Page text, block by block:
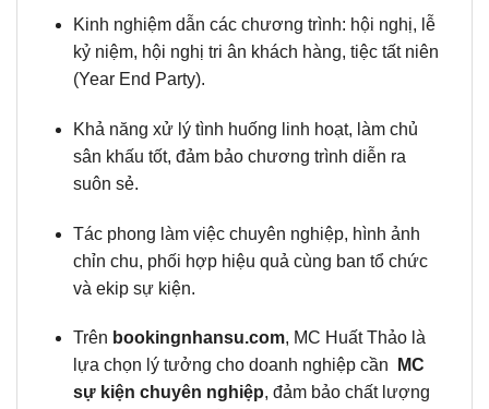
Kinh nghiệm dẫn các chương trình: hội nghị, lễ
kỷ niệm, hội nghị tri ân khách hàng, tiệc tất niên
(Year End Party).
Khả năng xử lý tình huống linh hoạt, làm chủ
sân khấu tốt, đảm bảo chương trình diễn ra
suôn sẻ.
Tác phong làm việc chuyên nghiệp, hình ảnh
chỉn chu, phối hợp hiệu quả cùng ban tổ chức
và ekip sự kiện.
Trên bookingnhansu.com, MC Huất Thảo là
lựa chọn lý tưởng cho doanh nghiệp cần
MC
sự kiện chuyên nghiệp, đảm bảo chất lượng